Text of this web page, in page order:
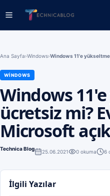
Ana Sayfa›Windows›Windows 11'e
WINDOWS
Windows
ücretsiz mi?
Microsoft
Technica Blog 25.06.2021 0 okuma 6
İlgili Yazılar